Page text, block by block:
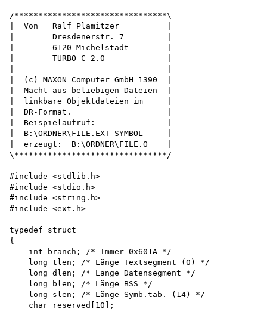
/********************************\
|  Von   Ralf Plamitzer          |
|        Dresdenerstr. 7         |
|        6120 Michelstadt        |
|        TURBO C 2.0             |
|  (c) MAXON Computer GmbH 1390  |
|  Macht aus beliebigen Dateien  |
|  linkbare Objektdateien im     |
|  DR-Format.                    |
|  Beispielaufruf:               |
|  B:\ORDNER\FILE.EXT SYMBOL     |
|  erzeugt:  B:\ORDNER\FILE.O    |
\********************************/
#include <stdlib.h>
#include <stdio.h>
#include <string.h>
#include <ext.h>
typedef struct
{
    int branch; /* Immer 0x601A */
    long tlen; /* Länge Textsegment (0) */
    long dlen; /* Länge Datensegment */
    long blen; /* Länge BSS */
    long slen; /* Länge Symb.tab. (14) */
    char reserved[10];